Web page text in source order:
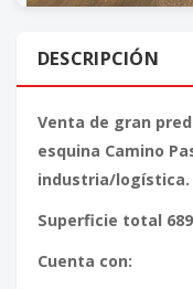
DESCRIPCIÓN
Venta de gran
esquina Camino
industria/logística.
Superficie total
Cuenta con: